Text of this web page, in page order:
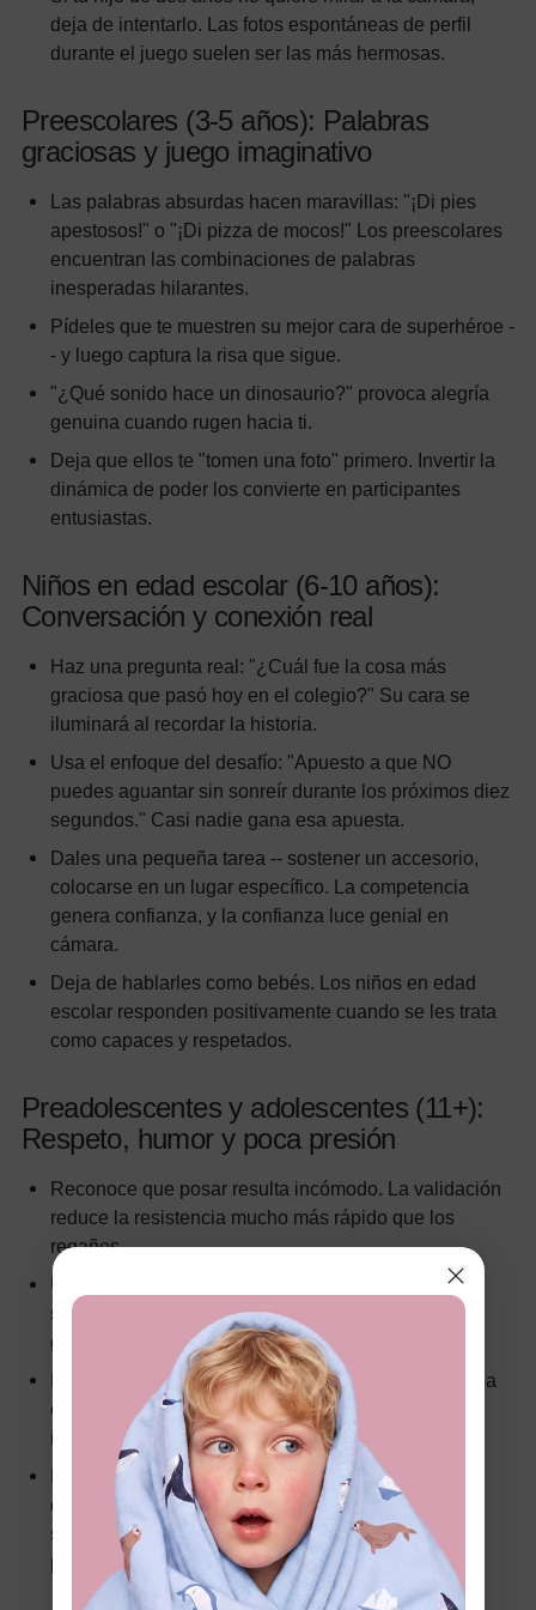
deja de intentarlo. Las fotos espontáneas de perfil
durante el juego suelen ser las más hermosas.
Preescolares (3-5 años): Palabras
graciosas y juego imaginativo
Las palabras absurdas hacen maravillas: "¡Di pies
apestosos!" o "¡Di pizza de mocos!" Los preescolares
encuentran las combinaciones de palabras
inesperadas hilarantes.
Pídeles que te muestren su mejor cara de superhéroe -
- y luego captura la risa que sigue.
"¿Qué sonido hace un dinosaurio?" provoca alegría
genuina cuando rugen hacia ti.
Deja que ellos te "tomen una foto" primero. Invertir la
dinámica de poder los convierte en participantes
entusiastas.
Niños en edad escolar (6-10 años):
Conversación y conexión real
Haz una pregunta real: "¿Cuál fue la cosa más
graciosa que pasó hoy en el colegio?" Su cara se
iluminará al recordar la historia.
Usa el enfoque del desafío: "Apuesto a que NO
puedes aguantar sin sonreír durante los próximos diez
segundos." Casi nadie gana esa apuesta.
Dales una pequeña tarea -- sostener un accesorio,
colocarse en un lugar específico. La competencia
genera confianza, y la confianza luce genial en
cámara.
Deja de hablarles como bebés. Los niños en edad
escolar responden positivamente cuando se les trata
como capaces y respetados.
Preadolescentes y adolescentes (11+):
Respeto, humor y poca presión
Reconoce que posar resulta incómodo. La validación
reduce la resistencia mucho más rápido que los
regaños.
Usa humor a su nivel -- chistes internos, sarcasmo
suave o una referencia a algo que les parezca
gracioso.
Déjalos aprobar y borrar fotos. Darles control elimina
el miedo de que una imagen vergonzosa acabe en
internet.
Las fotos espontáneas durante actividades que
disfrutan (deportes, arte, pasar el rato con amigos)
superan consistentemente a las sesiones posadas
para este grupo de edad.